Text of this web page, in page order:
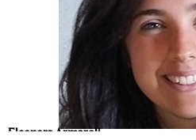
Eleonora Armaroli